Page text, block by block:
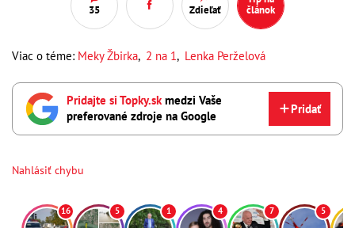
35 Zdieľať
článok
Viac o téme: Meky Žbirka, 2 na 1, Lenka Perželová
Pridajte si Topky.skmedzi Vaše
preferované zdroje na Google
Pridať
Nahlásiť chybu
16 5 1 4 7 5